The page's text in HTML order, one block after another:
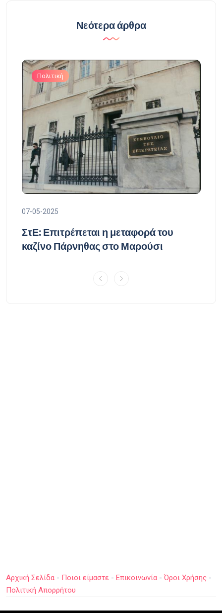
Νεότερα άρθρα
Πολιτική
07-05-2025
ΣτΕ: Επιτρέπεται η μεταφορά του
καζίνο Πάρνηθας στο Μαρούσι
Αρχική Σελίδα - Ποιοι είμαστε - Επικοινωνία -Όροι Χρήσης -
Πολιτική Απορρήτου